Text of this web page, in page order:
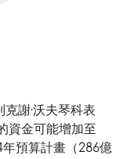
謝·沃夫琴科表
資金可能增加至
預算計畫（286億